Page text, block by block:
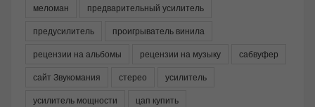
меломан
предварительный усилитель
предусилитель
проигрыватель винила
рецензии на альбомы
рецензии на музыку
сабвуфер
сайт Звукомания
стерео
усилитель
усилитель мощности
цап купить